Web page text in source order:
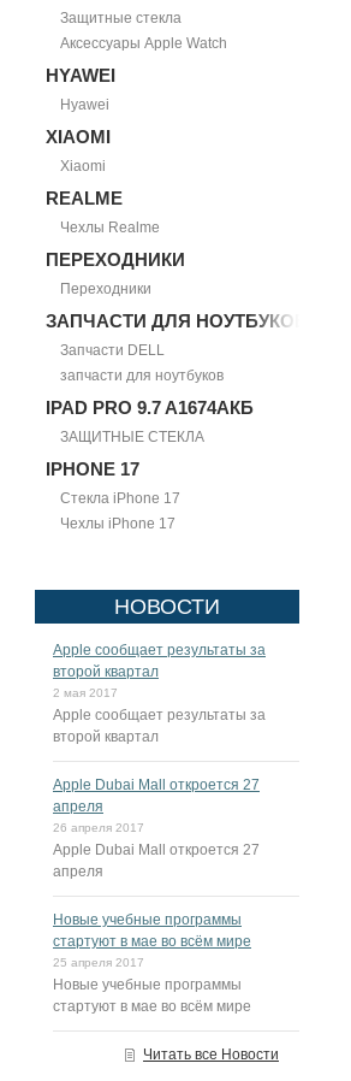
Защитные стекла
Аксессуары Apple Watch
HYAWEI
Hyawei
XIAOMI
Xiaomi
REALME
Чехлы Realme
ПЕРЕХОДНИКИ
Переходники
ЗАПЧАСТИ ДЛЯ НОУТБУКОВ
Запчасти DELL
запчасти для ноутбуков
IPAD PRO 9.7 A1674АКБ
ЗАЩИТНЫЕ СТЕКЛА
IPHONE 17
Стекла iPhone 17
Чехлы iPhone 17
НОВОСТИ
Apple сообщает результаты за
второй квартал
2 мая 2017
Apple сообщает результаты за
второй квартал
Apple Dubai Mall откроется 27
апреля
26 апреля 2017
Apple Dubai Mall откроется 27
апреля
Новые учебные программы
стартуют в мае во всём мире
25 апреля 2017
Новые учебные программы
стартуют в мае во всём мире
Читать все Новости